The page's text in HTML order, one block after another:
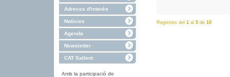
Adreces d'interès
Notícies
Agenda
Newsletter
CAT Sallent
Amb la participació de
Registres del 1 al 5 de 10